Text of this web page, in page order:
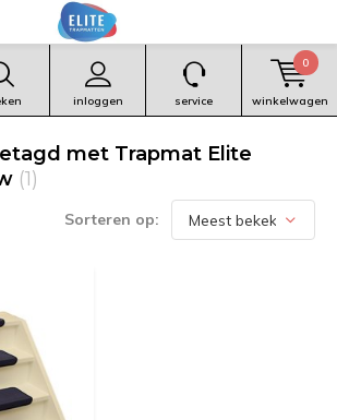
inloggen service winkelwagen
0
met Trapmat Elite
(1)
Sorteren op: